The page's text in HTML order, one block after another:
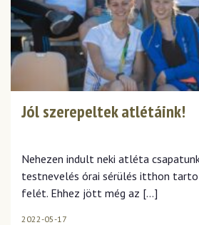
Jól szerepeltek atlétáink!
Nehezen indult neki atléta
testnevelés órai sérülés itthon
felét. Ehhez jött még az […]
2022-05-17